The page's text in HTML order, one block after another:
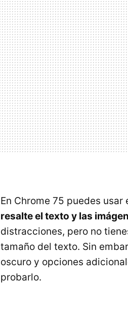
En Chrome 75 puedes usar
resalte el texto y las
distracciones, pero no
tamaño del texto. Sin
oscuro y opciones
probarlo.